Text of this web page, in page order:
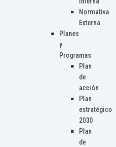
Normativa
Externa
Planes
y
Programas
Plan
de
acción
Plan
estratégico
2030
Plan
de